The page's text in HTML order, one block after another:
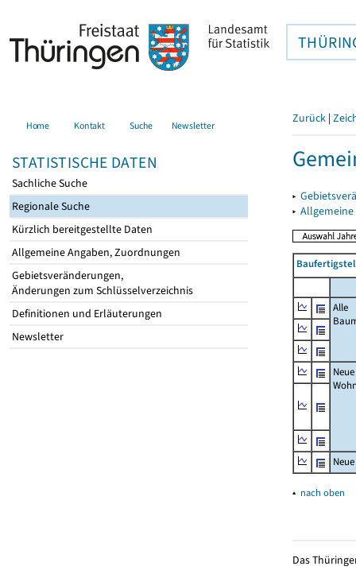
Home Kontakt Suche Newsletter
STATISTISCHE DATEN
Sachliche Suche
Regionale Suche
Kürzlich bereitgestellte Daten
Allgemeine Angaben, Zuordnungen
Gebietsveränderungen,
Änderungen zum Schlüsselverzeichnis
Definitionen und Erläuterungen
Newsletter
Zurück |
▸
▸
Alle
Neue
▴ nach oben
Das